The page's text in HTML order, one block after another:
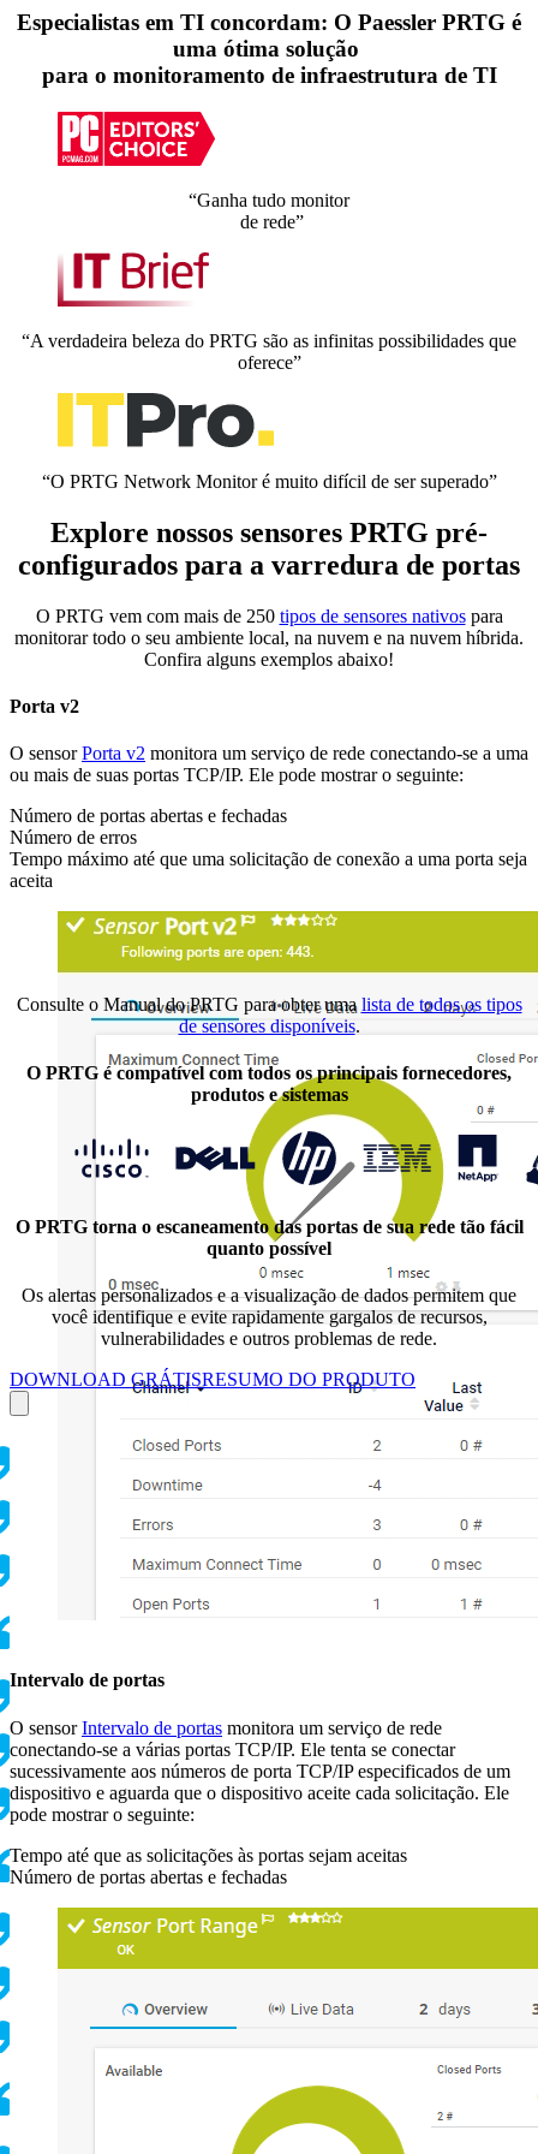
Especialistas em TI concordam: O Paessler PRTG é
uma ótima solução
para o monitoramento de infraestrutura de TI
“Ganha tudo monitor
de rede”
“A verdadeira beleza do PRTG são as infinitas possibilidades que
oferece”
“O PRTG Network Monitor é muito difícil de ser superado”
Explore nossos sensores PRTG pré-
configurados para a varredura de portas
O PRTG vem com mais de 250 tipos de sensores nativospara
monitorar todo o seu ambiente local, na nuvem e na nuvem híbrida.
Confira alguns exemplos abaixo!
Porta v2
O sensorPorta v2 monitora um serviço de rede conectando-se a uma
ou mais de suas portas TCP/IP. Ele pode mostrar o seguinte:
Número de portas abertas e fechadas
Número de erros
Tempo máximo até que uma solicitação de conexão a uma porta seja
aceita
Intervalo de portas
O sensorIntervalo de portas monitora um serviço de rede
conectando-se a várias portas TCP/IP. Ele tenta se conectar
sucessivamente aos números de porta TCP/IP especificados de um
dispositivo e aguarda que o dispositivo aceite cada solicitação. Ele
pode mostrar o seguinte:
Tempo até que as solicitações às portas sejam aceitas
Número de portas abertas e fechadas
Consulte o Manual do PRTG para obter umalista de todos os tipos
de sensores disponíveis.
O PRTG é compatível com todos os principais fornecedores,
produtos e sistemas
O PRTG torna o escaneamento das portas de sua rede tão fácil
quanto possível
Os alertas personalizados e a visualização de dados permitem que
você identifique e evite rapidamente gargalos de recursos,
vulnerabilidades e outros problemas de rede.
DOWNLOAD GRÁTISRESUMO DO PRODUTO